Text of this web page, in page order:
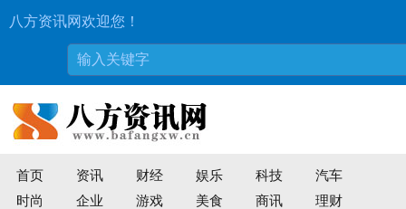
八方资讯网欢迎您！
首页 资讯 财经 娱乐 科技
汽车
时尚
企业 游戏 美食 商讯
理财